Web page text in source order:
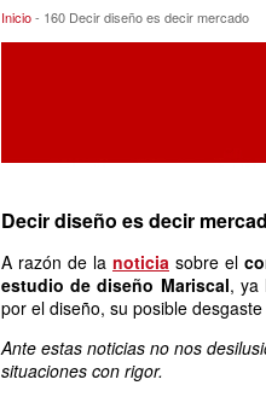
160 Decir diseño es decir
Inicio- 160 Decir diseño es decir mercado
Decir diseño es decir
A razón de la noticia sobre el
estudio de diseño Mariscal, ya
por el diseño, su posible
Ante estas noticias no nos
situaciones con rigor.